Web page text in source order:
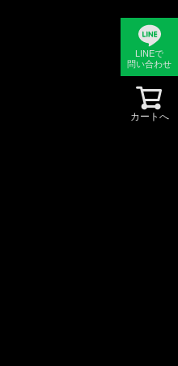
LINEで
問い合わせ
カートへ